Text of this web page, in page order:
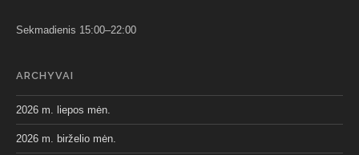
Sekmadienis 15:00–22:00
ARCHYVAI
2026 m. liepos mėn.
2026 m. birželio mėn.